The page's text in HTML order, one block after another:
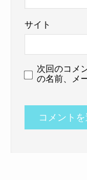
サイト
次回のコメ
の名前、メ